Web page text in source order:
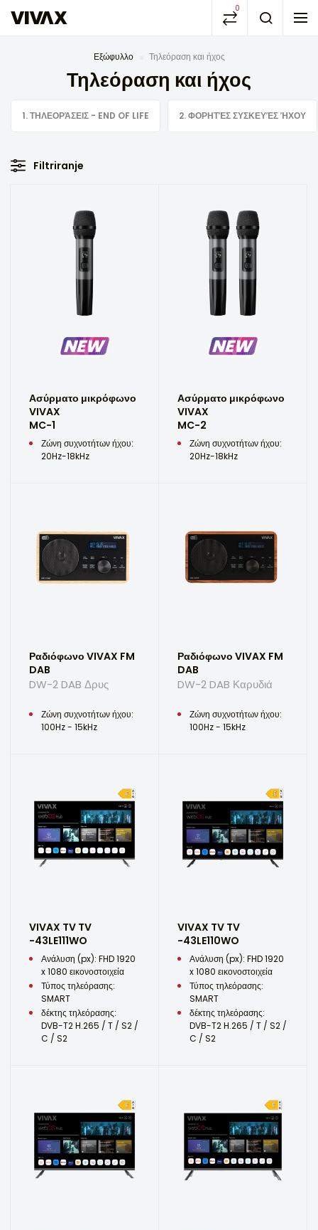
0
Εξώφυλλο Τηλεόραση και ήχος
Τηλεόραση και ήχος
1. ΤΗΛΕΟΡΆΣΕΙΣ - END OF LIFE 2. ΦΟΡΗΤΈΣ ΣΥΣΚΕΥΈΣ ΉΧΟΥ
Filtriranje
Ασύρματο μικρόφωνο
VIVAX
MC-1
Ζώνη συχνοτήτων ήχου:
20Hz-18kHz
Ασύρματο μικρόφωνο
VIVAX
MC-2
Ζώνη συχνοτήτων ήχου:
20Hz-18kHz
Ραδιόφωνο VIVAX FM
DAB
DW-2 DAB Δρυς
Ζώνη συχνοτήτων ήχου:
100Hz - 15kHz
Ραδιόφωνο VIVAX FM
DAB
DW-2 DAB Καρυδιά
Ζώνη συχνοτήτων ήχου:
100Hz - 15kHz
VIVAX TV TV
-43LE111WO
Ανάλυση (px): FHD 1920
x 1080 εικονοστοιχεία
Τύπος τηλεόρασης:
SMART
δέκτης τηλεόρασης:
DVB-T2 H.265 / T / S2 /
C / S2
VIVAX TV TV
-43LE110WO
Ανάλυση (px): FHD 1920
x 1080 εικονοστοιχεία
Τύπος τηλεόρασης:
SMART
δέκτης τηλεόρασης:
DVB-T2 H.265 / T / S2 /
C / S2